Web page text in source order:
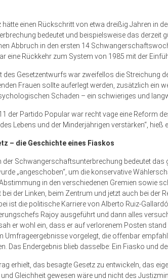
hätte einen Rückschritt von etwa dreißig Jahren in
bedeutet und beispielsweise das derzeit
Abbruch in den ersten 14
eine Rückkehr zum System von 1985 mit der
des Gesetzentwurfs war zweifellos die Streichung
Frauen sollte auferlegt werden, zusätzlich ein
Schaden – ein schwieriges und
der Partido Popular war recht vage eine Reform
Lebens und der Minderjährigen verstärken“, hieß
– die Geschichte eines Fiaskos
der Schwangerschaftsunterbrechung bedeutet
„angeschoben“, um die konservative
in den verschiedenen Gremien sowie
der Linken, beim Zentrum und jetzt auch bei der
ist die politische Karriere von Alberto Ruiz-
Rajoy ausgeführt und dann alles
er wohl ein, dass er auf verlorenem Posten
Umfrageergebnisse vorgelegt, die offenbar
Das Endergebnis blieb dasselbe: Ein Fiasko und
erhielt, das besagte Gesetz zu entwickeln, das
Gleichheit gewesen wäre und nicht des